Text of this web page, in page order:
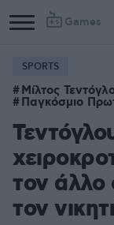
Games
SPORTS
Μίλτος
Παγκόσμιο
τον άλλο
τον